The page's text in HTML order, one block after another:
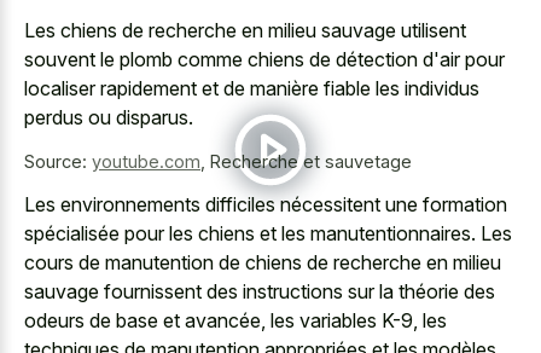
Les chiens de recherche en milieu sauvage utilisent
souvent le plomb comme chiens de détection d'air pour
localiser rapidement et de manière fiable les individus
perdus ou disparus.
Source: youtube.com Recherche et sauvetage
Les environnements difficiles nécessitent une formation
spécialisée pour les chiens et les manutentionnaires. Les
cours de manutention de chiens de recherche en milieu
sauvage fournissent des instructions sur la théorie des
odeurs de base et avancée, les variables K-9, les